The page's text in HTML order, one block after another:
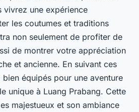
vivrez une expérience
les coutumes et traditions
non seulement de profiter de
de montrer votre appréciation
et ancienne. En suivant ces
équipés pour une aventure
unique à Luang Prabang. Cette
majestueux et son ambiance